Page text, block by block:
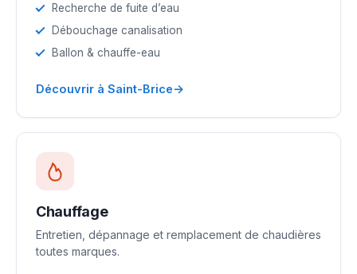
Recherche de fuite d’eau
Débouchage canalisation
Ballon & chauffe-eau
Découvrir à Saint-Brice→
Chauffage
Entretien, dépannage et remplacement de chaudières
toutes marques.